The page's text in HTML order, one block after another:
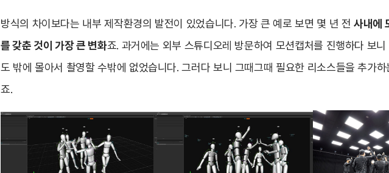
방식의 차이보다는 내부 제작환경의 발전이 있었습니다. 가장 큰 예로 보면 몇 년 전사내에
를 갖춘 것이 가장 큰 변화죠. 과거에는 외부 스튜디오레 방문하여 모션캡처를 진행하다 보
도 밖에 몰아서 촬영할 수밖에 없었습니다. 그러다 보니 그때그때 필요한 리소스들을 추가
죠.